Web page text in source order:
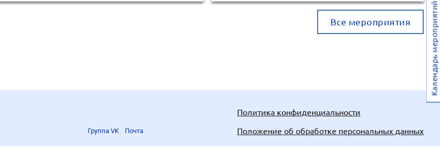
Все мероприятия
Группа VK Почта
Политика конфиденциальности
Положение об обработке персональных данных
Календарь мероприятий